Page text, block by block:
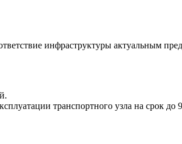
инфраструктуры актуальным
транспортного узла на срок до